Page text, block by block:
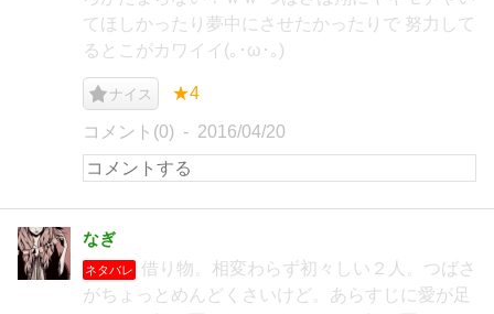
てほしかったり夢中にさせたかったりで 努力して
るとこがカワイイ(｡･ω･｡)
ナイス ★4
コメント(0) 2016/04/20
なぎ
ネタバレ
借り物。相変わらず初々しい２人。つばさ
がちょっとめんどくさいけど。あらすじに愛が足